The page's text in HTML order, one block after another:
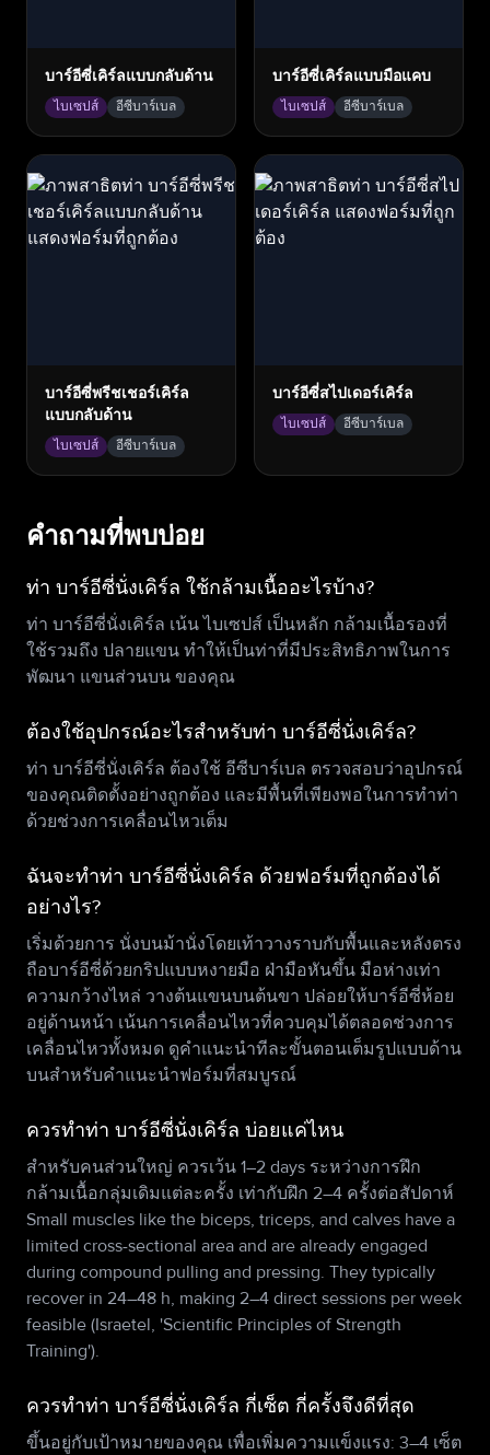
บาร์อีซี่เคิร์ลแบบกลับด้าน
ไบเซปส์ อีซีบาร์เบล
บาร์อีซี่เคิร์ลแบบมือแคบ
ไบเซปส์ อีซีบาร์เบล
บาร์อีซี่พรีชเชอร์เคิร์ล
แบบกลับด้าน
ไบเซปส์ อีซีบาร์เบล
บาร์อีซี่สไปเดอร์เคิร์ล
ไบเซปส์ อีซีบาร์เบล
คำถามที่พบบ่อย
ท่า บาร์อีซี่นั่งเคิร์ล ใช้กล้ามเนื้ออะไรบ้าง?
ท่า บาร์อีซี่นั่งเคิร์ล เน้น ไบเซปส์ เป็นหลัก กล้ามเนื้อรองที่
ใช้รวมถึง ปลายแขน ทำให้เป็นท่าที่มีประสิทธิภาพในการ
พัฒนา แขนส่วนบน ของคุณ
ต้องใช้อุปกรณ์อะไรสำหรับท่า บาร์อีซี่นั่งเคิร์ล?
ท่า บาร์อีซี่นั่งเคิร์ล ต้องใช้ อีซีบาร์เบล ตรวจสอบว่าอุปกรณ์
ของคุณติดตั้งอย่างถูกต้อง และมีพื้นที่เพียงพอในการทำท่า
ด้วยช่วงการเคลื่อนไหวเต็ม
ฉันจะทำท่า บาร์อีซี่นั่งเคิร์ล ด้วยฟอร์มที่ถูกต้องได้
อย่างไร?
เริ่มด้วยการ นั่งบนม้านั่งโดยเท้าวางราบกับพื้นและหลังตรง
ถือบาร์อีซี่ด้วยกริปแบบหงายมือ ฝ่ามือหันขึ้น มือห่างเท่า
ความกว้างไหล่ วางต้นแขนบนต้นขา ปล่อยให้บาร์อีซี่ห้อย
อยู่ด้านหน้า เน้นการเคลื่อนไหวที่ควบคุมได้ตลอดช่วงการ
เคลื่อนไหวทั้งหมด ดูคำแนะนำทีละขั้นตอนเต็มรูปแบบด้าน
บนสำหรับคำแนะนำฟอร์มที่สมบูรณ์
ควรทำท่า บาร์อีซี่นั่งเคิร์ล บ่อยแค่ไหน
สำหรับคนส่วนใหญ่ ควรเว้น 1–2 days ระหว่างการฝึก
กล้ามเนื้อกลุ่มเดิมแต่ละครั้ง เท่ากับฝึก 2–4 ครั้งต่อสัปดาห์
Small muscles like the biceps, triceps, and calves have a
limited cross-sectional area and are already engaged
during compound pulling and pressing. They typically
recover in 24–48 h, making 2–4 direct sessions per week
feasible (Israetel, 'Scientific Principles of Strength
Training').
ควรทำท่า บาร์อีซี่นั่งเคิร์ล กี่เซ็ต กี่ครั้งจึงดีที่สุด
ขึ้นอยู่กับเป้าหมายของคุณ เพื่อเพิ่มความแข็งแรง: 3–4 เซ็ต